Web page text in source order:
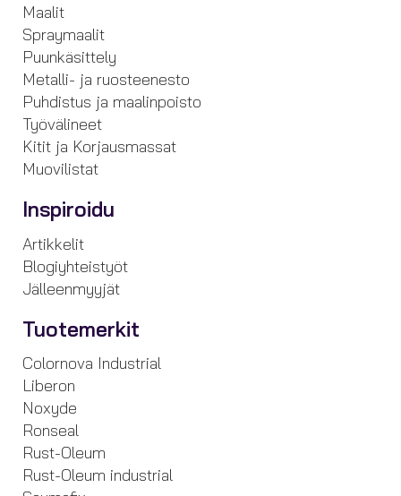
Maalit
Spraymaalit
Puunkäsittely
Metalli- ja ruosteenesto
Puhdistus ja maalinpoisto
Työvälineet
Kitit ja Korjausmassat
Muovilistat
Inspiroidu
Artikkelit
Blogiyhteistyöt
Jälleenmyyjät
Tuotemerkit
Colornova Industrial
Liberon
Noxyde
Ronseal
Rust-Oleum
Rust-Oleum industrial